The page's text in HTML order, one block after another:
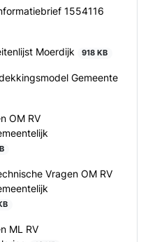
1554116
Moerdijk 918 KB
Gemeente
OM RV
Vragen OM RV
ML RV